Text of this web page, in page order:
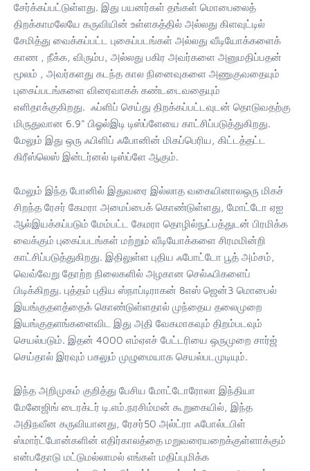
சேர்க்கப்பட்டுள்ளது. இது பயனர்கள் தங்கள் மொபைலைத்
திறக்காமலேயே கருவியின் உள்ளகத்தில் அல்லது கிளவுட்டில்
சேமித்து வைக்கப்பட்ட புகைப்படங்கள் அல்லது வீடியோக்களைக்
காண , நீக்க, விரும்ப, அல்லது பகிர அவர்களை அனுமதிப்பதன்
மூலம் , அவர்களது கடந்த கால நினைவுகளை அணுகுவதையும்
புகைப்படங்களை விரைவாகக் கண்டடைவதையும்
எளிதாக்குகிறது. ஃப்ளிப் செய்து திறக்கப்பட்டவுடன் தொடுவதற்கு
மிருதுவான 6.9" பிஓல்இடி டிஸ்ப்ளேயை காட்சிப்படுத்துகிறது.
மேலும் இது ஒரு ஃபிளிப் ஃபோனின் மிகப்பெரிய, கிட்டத்தட்ட
கிரீஸ்லெஸ் இன்டர்னல் டிஸ்ப்ளே ஆகும்.
மேலும் இந்த போனில் இதுவரை இல்லாத வகையினாலஒரு மிகச்
சிறந்த ரேசர் கேமரா அமைப்பைக் கொண்டுள்ளது, மோட்டோ ஏஐ
ஆல்இயக்கப்படும் மேம்பட்ட கேமரா தொழில்நுட்பத்துடன் பிரமிக்க
வைக்கும் புகைப்படங்கள் மற்றும் வீடியோக்களை சிரமமின்றி
காட்சிப்படுத்துகிறது. இதிலுள்ள புதிய ஃபோட்டோ பூத் அம்சம்,
வெவ்வேறு தோற்ற நிலைகளில் அழகான செல்ஃபிகளைப்
பிடிக்கிறது. புத்தம் புதிய ஸ்நாப்டிராகன் 8எஸ் ஜென்3 மொபைல்
இயங்குதளத்தைக் கொண்டுள்ளதால் முந்தைய தலைமுறை
இயங்குதளங்களைவிட இது அதி வேகமாகவும் திறம்படவும்
செயல்படும். இதன் 4000 எம்ஏஎச் பேட்டரியை ஒருமுறை சார்ஜ்
செய்தால் இரவும் பகலும் முழுமையாக செயல்படமுடியும்.
இந்த அறிமுகம் குறித்து பேசிய மோட்டோரோலா இந்தியா
மேனேஜிங் டைரக்டர் டி.எம்.நரசிம்மன் கூறுகையில், இந்த
அதிநவீன கருவியானது, ரேசர்50 அல்ட்ரா ஃபோல்டபிள்
ஸ்மார்ட்போன்களின் எதிர்காலத்தை மறுவரையறைக்குள்ளாக்கும்
என்பதோடு மட்டுமல்லாமல் எங்கள் மதிப்புமிக்க